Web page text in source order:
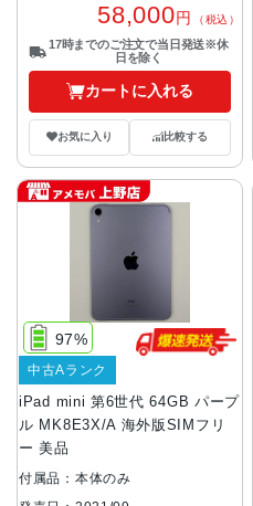
58,000円 （税込）
17時までのご注文で当日発送※休
日を除く
カートに入れる
お気に入り 比較する
iPad mini 第6世代 64GB パープ
ル MK8E3X/A 海外版SIMフリ
ー 美品
97%
中古Aランク
付属品：本体のみ